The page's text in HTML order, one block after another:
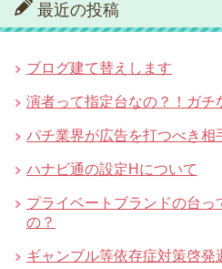
最近の投稿
ブログ建て替えします
演者って指定台なの？！ガチ
パチ業界が広告を打つべき相
ハナビ通の設定Hについて
プライベートブランドの台っ
の？
ギャンブル等依存症対策啓発